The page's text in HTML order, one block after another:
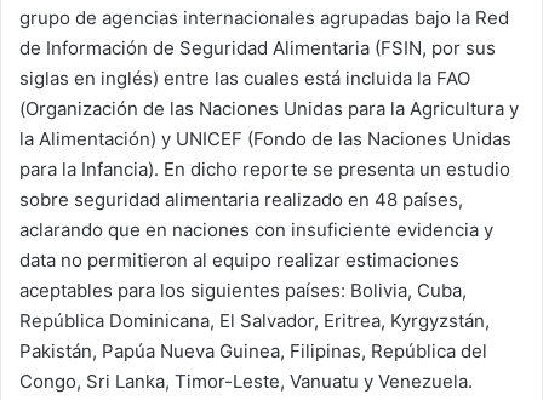
grupo de agencias internacionales agrupadas bajo la Red
de Información de Seguridad Alimentaria (FSIN, por sus
siglas en inglés) entre las cuales está incluida la FAO
(Organización de las Naciones Unidas para la Agricultura y
la Alimentación) y UNICEF (Fondo de las Naciones Unidas
para la Infancia). En dicho reporte se presenta un estudio
sobre seguridad alimentaria realizado en 48 países,
aclarando que en naciones con insuficiente evidencia y
data no permitieron al equipo realizar estimaciones
aceptables para los siguientes países: Bolivia, Cuba,
República Dominicana, El Salvador, Eritrea, Kyrgyzstán,
Pakistán, Papúa Nueva Guinea, Filipinas, República del
Congo, Sri Lanka, Timor-Leste, Vanuatu y Venezuela.